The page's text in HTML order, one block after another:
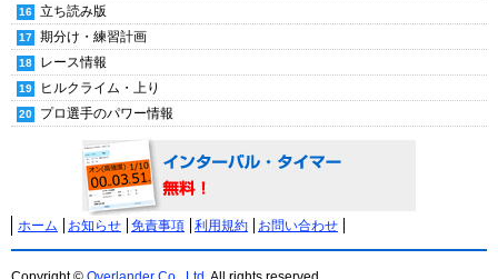
立ち読み版
期分け・練習計画
レース情報
ヒルクライム・上り
プロ選手のパワー情報
ホーム お知らせ 免責事項 利用規約 お問い合わせ